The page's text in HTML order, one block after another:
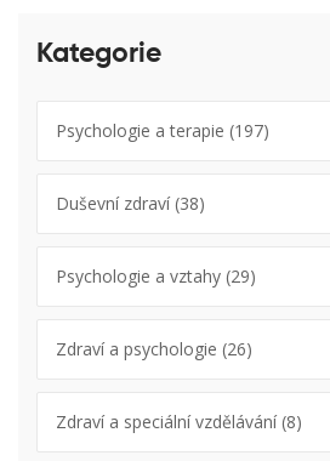
Kategorie
Psychologie a terapie (197)
Duševní zdraví(38)
Psychologie a vztahy (29)
Zdraví a psychologie (26)
Zdraví a speciální vzdělávání(8)